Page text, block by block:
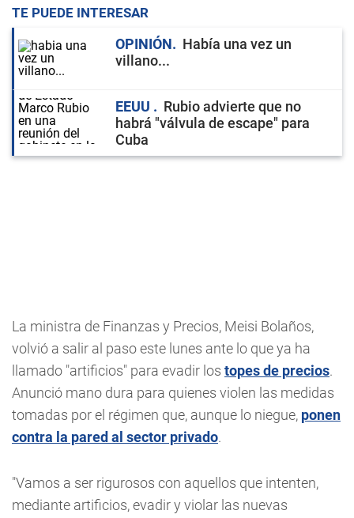
TE PUEDE INTERESAR
OPINIÓN
Había una vez un
villano...
EEUU
Rubio advierte que no
habrá "válvula de escape" para
Cuba
La ministra de Finanzas y Precios, Meisi Bolaños,
volvió a salir al paso este lunes ante lo que ya ha
llamado "artificios" para evadir los topes de precios.
Anunció mano dura para quienes violen las medidas
tomadas por el régimen que, aunque lo niegue, ponen
contra la pared al sector privado.
"Vamos a ser rigurosos con aquellos que intenten,
mediante artificios, evadir y violar las nuevas